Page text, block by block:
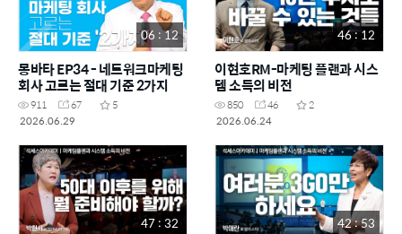
06 : 12
몽바타 EP34 - 네트워크마케팅
회사 고르는 절대 기준 2가지
911 67
5
2026.06.29
46 : 12
이현호RM-마케팅 플랜과 시스
템 소득의 비전
850 46
2
2026.06.24
47 : 32 42 : 53